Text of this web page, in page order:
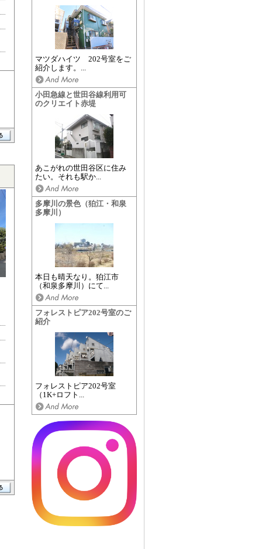
マツダハイツ 202号室をご
紹介します。...
小田急線と世田谷線利用可
のクリエイト赤堤
あこがれの世田谷区に住み
たい。それも駅か...
多摩川の景色（狛江・和泉
多摩川）
本日も晴天なり。狛江市
（和泉多摩川）にて...
フォレストピア202号室のご
紹介
フォレストピア202号室
（1K+ロフト...